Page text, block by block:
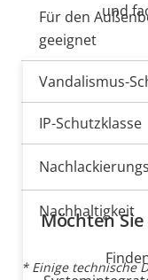
Für den
geeignet
Vandalismus-
IP-Schutzklasse
Nachhaltigkeit
* Einige technische
und
Möchten